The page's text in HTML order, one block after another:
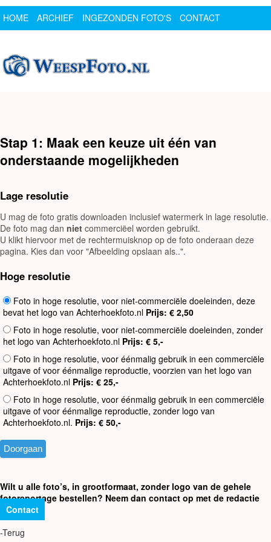
HOME ARCHIEF INGEZONDEN FOTO'S
CONTACT
Stap 1: Maak een keuze uit één van
onderstaande mogelijkheden
Lage resolutie
U mag de foto gratis downloaden inclusief watermerk in lage resolutie.
De foto mag dan niet commerciëel worden gebruikt.
U klikt hiervoor met de rechtermuisknop op de foto onderaan deze
pagina. Kies dan voor "Afbeelding opslaan als..".
Hoge resolutie
Foto in hoge resolutie, voor niet-commerciële doeleinden, deze
bevat het logo van Achterhoekfoto.nl Prijs: € 2,50
Foto in hoge resolutie, voor niet-commerciële doeleinden, zonder
het logo van Achterhoekfoto.nl Prijs: € 5,-
Foto in hoge resolutie, voor éénmalig gebruik in een commerciële
uitgave of voor éénmalige reproductie, voorzien van het logo van
Achterhoekfoto.nl Prijs: € 25,-
Foto in hoge resolutie, voor éénmalig gebruik in een commerciële
uitgave of voor éénmalige reproductie, zonder logo van
Achterhoekfoto.nl. Prijs: € 50,-
Wilt u alle foto’s, in grootformaat, zonder logo van de gehele
fotoreportage bestellen? Neem dan contact op met de redactie
Contact
-Terug